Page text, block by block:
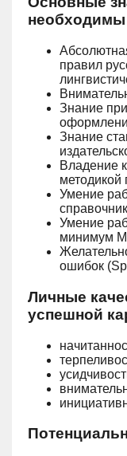
необходимы
правил
Знание
Знание
Владение
методикой
Умение
Умение
минимум
ошибок
Личные
успешной